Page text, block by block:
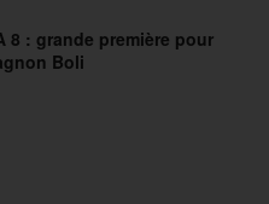
8 : grande première pour
Boli